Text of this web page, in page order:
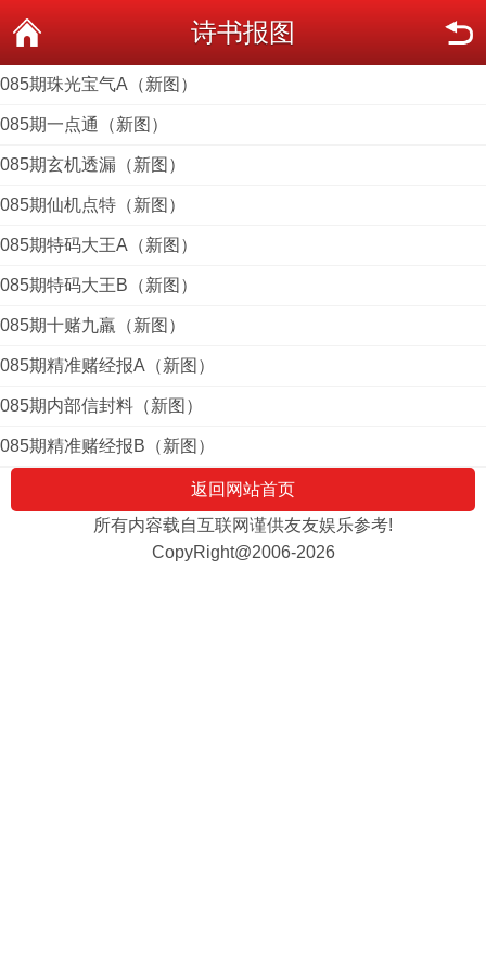
诗书报图
085期珠光宝气A（新图）
085期一点通（新图）
085期玄机透漏（新图）
085期仙机点特（新图）
085期特码大王A（新图）
085期特码大王B（新图）
085期十赌九羸（新图）
085期精准赌经报A（新图）
085期内部信封料（新图）
085期精准赌经报B（新图）
返回网站首页
所有内容载自互联网谨供友友娱乐参考!
CopyRight@2006-2026